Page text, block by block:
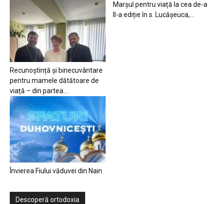
Recunoștință și binecuvântare
pentru mamele dătătoare de
viață – din partea...
Marșul pentru viață la cea de-a
II-a ediție în s. Lucășeuca,...
Învierea Fiului văduvei din Nain
Descoperă ortodoxia